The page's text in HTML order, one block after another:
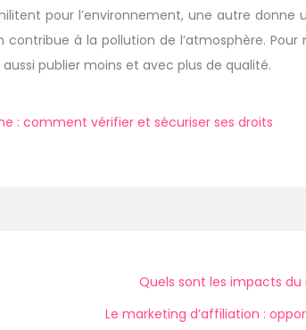
pour l’environnement, une autre
à la pollution de l’atmosphère.
publier moins et avec plus de qualité.
: comment vérifier et sécuriser ses droits
Quels sont les impacts
Le marketing d’affiliation :